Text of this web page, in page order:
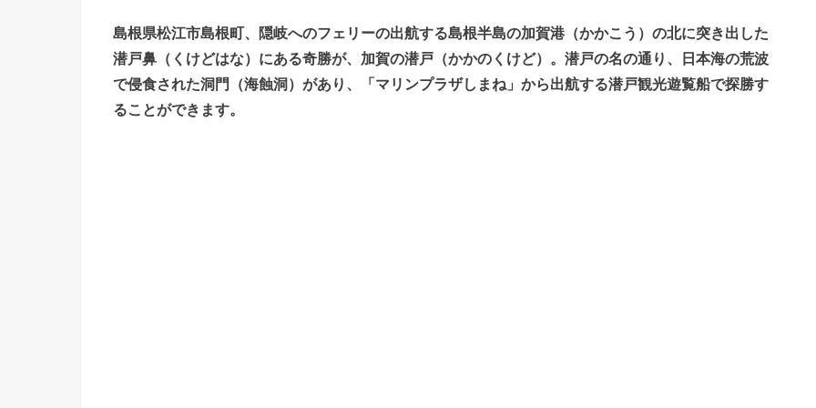
島根県松江市島根町、隠岐へのフェリーの出航する島根半島の加賀港（かかこう）の北に突き出した
潜戸鼻（くけどはな）にある奇勝が、加賀の潜戸（かかのくけど）。潜戸の名の通り、日本海の荒波
で侵食された洞門（海蝕洞）があり、「マリンプラザしまね」から出航する潜戸観光遊覧船で探勝す
ることができます。